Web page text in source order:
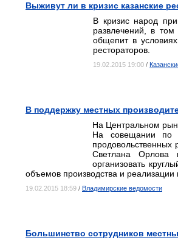
Выживут ли в кризис казанские
В кризис народ
развлечений, в
общепит в
рестораторов.
19.02.2015 19:00 /
В поддержку местных
На Центральном
На совещании по
продовольственных
Светлана Орлова
организовать
объемов производства и реализации
19.02.2015 18:59 / Владимирские ведомости
Большинство сотрудников